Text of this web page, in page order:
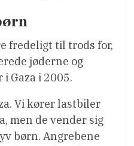
fredeligt til trods for,
jøderne og
Gaza i 2005.
Vi kører lastbiler
men de vender sig
børn. Angrebene